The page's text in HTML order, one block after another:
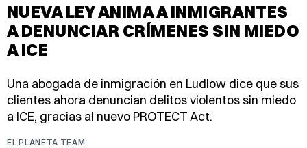
NUEVA LEY ANIMA A INMIGRANTES
A DENUNCIAR CRÍMENES SIN MIEDO
A ICE
Una abogada de inmigración en Ludlow dice que sus
clientes ahora denuncian delitos violentos sin miedo
a ICE, gracias al nuevo PROTECT Act.
EL PLANETA TEAM